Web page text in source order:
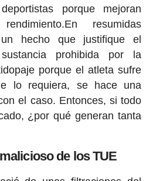
porque mejoran
resumidas
hecho que justifique el
prohibida por la
porque el atleta sufre
lo requiera, se hace una
el caso. Entonces, si todo
¿por qué generan tanta
de los TUE